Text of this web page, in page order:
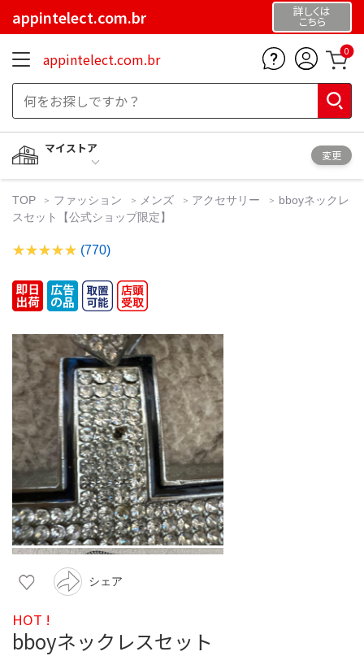
appintelect.com.br 詳しくは
こちら
appintelect.com.br 0
マイストア
変更
TOP ファッション メンズ アクセサリー
bboyネックレ
スセット【公式ショップ限定】
(770)
シェア
HOT !
bboyネックレスセット